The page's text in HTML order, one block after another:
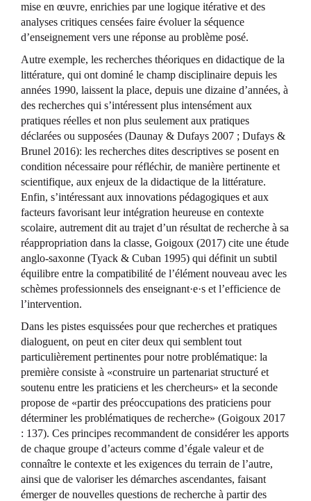
mise en œuvre, enrichies par une logique itérative et des
analyses critiques censées faire évoluer la séquence
d’enseignement vers une réponse au problème posé.
Autre exemple, les recherches théoriques en didactique de la
littérature, qui ont dominé le champ disciplinaire depuis les
années 1990, laissent la place, depuis une dizaine d’années, à
des recherches qui s’intéressent plus intensément aux
pratiques réelles et non plus seulement aux pratiques
déclarées ou supposées (Daunay & Dufays 2007 ; Dufays &
Brunel 2016): les recherches dites descriptives se posent en
condition nécessaire pour réfléchir, de manière pertinente et
scientifique, aux enjeux de la didactique de la littérature.
Enfin, s’intéressant aux innovations pédagogiques et aux
facteurs favorisant leur intégration heureuse en contexte
scolaire, autrement dit au trajet d’un résultat de recherche à sa
réappropriation dans la classe, Goigoux (2017) cite une étude
anglo-saxonne (Tyack & Cuban 1995) qui définit un subtil
équilibre entre la compatibilité de l’élément nouveau avec les
schèmes professionnels des enseignant·e·s et l’efficience de
l’intervention.
Dans les pistes esquissées pour que recherches et pratiques
dialoguent, on peut en citer deux qui semblent tout
particulièrement pertinentes pour notre problématique: la
première consiste à «construire un partenariat structuré et
soutenu entre les praticiens et les chercheurs» et la seconde
propose de «partir des préoccupations des praticiens pour
déterminer les problématiques de recherche» (Goigoux 2017
: 137). Ces principes recommandent de considérer les apports
de chaque groupe d’acteurs comme d’égale valeur et de
connaître le contexte et les exigences du terrain de l’autre,
ainsi que de valoriser les démarches ascendantes, faisant
émerger de nouvelles questions de recherche à partir des